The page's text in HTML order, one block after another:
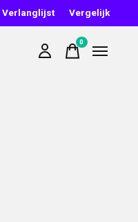
Verlanglijst Vergelijk
0items